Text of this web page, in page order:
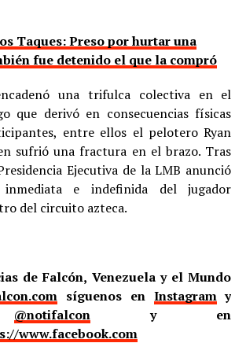
Taques: Preso por hurtar una
fue detenido el que la compró
una trifulca colectiva en el
que derivó en consecuencias físicas
entre ellos el pelotero Ryan
sufrió una fractura en el brazo. Tras
Ejecutiva de la LMB anunció
inmediata e indefinida del jugador
del circuito azteca.
de Falcón, Venezuela y el Mundo
síguenos en Instagramy
@notifalcony en
www.facebook.com